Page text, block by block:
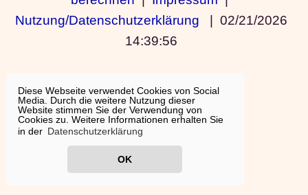
Diese Webseite verwendet Cookies von Social
Media. Durch die weitere Nutzung dieser
Website stimmen Sie der Verwendung von
Cookies zu. Weitere Informationen erhalten Sie
in der Datenschutzerklärung
OK
Nutzung/Datenschutzerklärung | 02/21/2026
14:39:56